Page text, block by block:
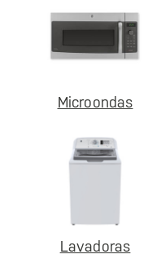
Microondas
Lavadoras